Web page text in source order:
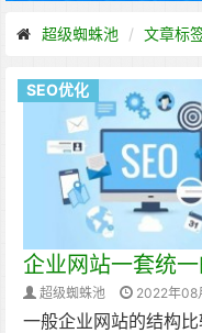
超级蜘蛛池 文章标
SEO优化
企业网站一套统
超级蜘蛛池 2022年08
一般企业网站的结构比